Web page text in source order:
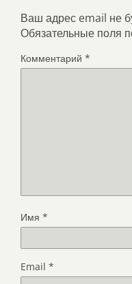
s
s
n
т
ь
Ваш адрес email не
Обязательные поля
Комментарий *
Имя *
Email *